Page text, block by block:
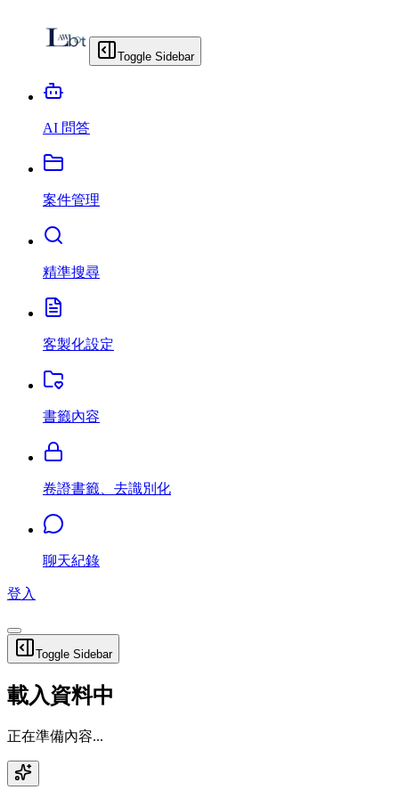
Toggle Sidebar
AI 問答
案件管理
精準搜尋
客製化設定
書籤內容
卷證書籤、去識別化
聊天紀錄
登入
Toggle Sidebar
載入資料中
正在準備內容...